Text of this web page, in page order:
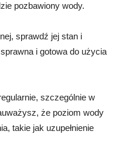
pozbawiony wody.
sprawdź jej stan i
i gotowa do użycia
szczególnie w
że poziom wody
takie jak uzupełnienie